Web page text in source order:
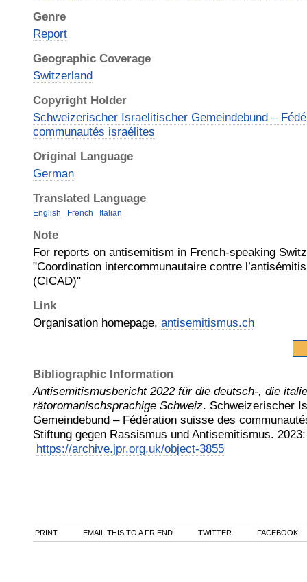
Genre
Report
Geographic Coverage
Switzerland
Copyright Holder
Schweizerischer Israelitischer Gemeindebund –
communautés israélites
Original Language
German
Translated Language
English French Italian
Note
For reports on antisemitism in French-speaking
"Coordination intercommunautaire contre
(CICAD)"
Link
Organisation homepage, antisemitismus.ch
Bibliographic Information
Antisemitismusbericht 2022 für die deutsch-, die
rätoromanischsprachige Schweiz. Schweizerischer
Gemeindebund – Fédération suisse des
Stiftung gegen Rassismus und Antisemitismus. 2023:
https://archive.jpr.org.uk/object-3855
PRINT EMAIL THIS TO A FRIEND TWITTER FACEBOOK